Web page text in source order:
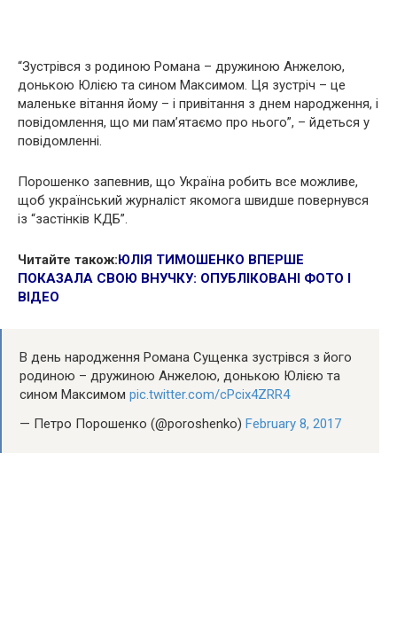
“Зустрівся з родиною Романа – дружиною Анжелою,
донькою Юлією та сином Максимом. Ця зустріч – це
маленьке вітання йому – і привітання з днем народження, і
повідомлення, що ми пам’ятаємо про нього”, – йдеться у
повідомленні.
Порошенко запевнив, що Україна робить все можливе,
щоб український журналіст якомога швидше повернувся
із “застінків КДБ”.
Читайте також:ЮЛІЯ ТИМОШЕНКО ВПЕРШЕ
ПОКАЗАЛА СВОЮ ВНУЧКУ: ОПУБЛІКОВАНІ ФОТО І
ВІДЕО
В день народження Романа Сущенка зустрівся з його
родиною – дружиною Анжелою, донькою Юлією та
сином Максимом pic.twitter.com/cPcix4ZRR4
— Петро Порошенко (@poroshenko) February 8, 2017